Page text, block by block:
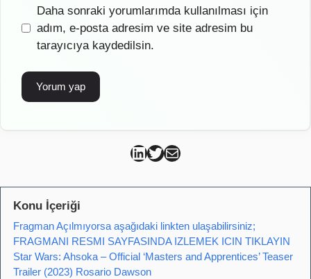
İnternet
sitesi
Daha sonraki yorumlarımda kullanılması için
adım, e-posta adresim ve site adresim bu
tarayıcıya kaydedilsin.
Can Kütahya Linkedin
Can Kütahya Twitter
Can Kütahya Mail
Konu İçeriği
Fragman Açılmıyorsa aşağıdaki linkten ulaşabilirsiniz;
FRAGMANI RESMI SAYFASINDA IZLEMEK ICIN TIKLAYIN
Star Wars: Ahsoka – Official ‘Masters and Apprentices’ Teaser
Trailer (2023) Rosario Dawson